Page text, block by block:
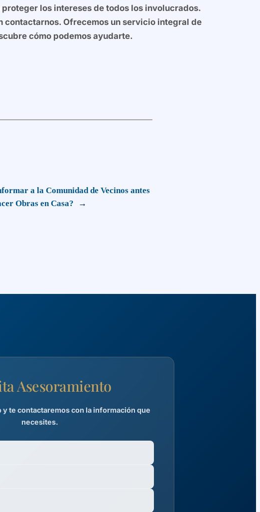
los intereses de todos los involucrados.
contactarnos. Ofrecemos un servicio integral de
cómo podemos ayudarte.
a la Comunidad de Vecinos antes
Obras en Casa?
→
Asesoramiento
y te contactaremos con la información que
necesites.